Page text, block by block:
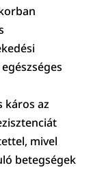
káros az
mivel
betegségek